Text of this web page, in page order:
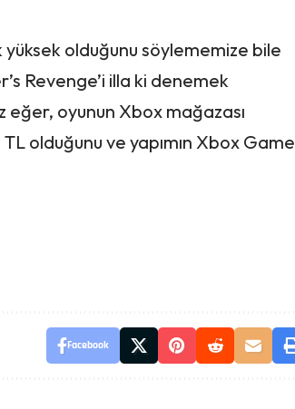
yüksek olduğunu söylememize bile
Revenge’i illa ki denemek
oyunun Xbox mağazası
olduğunu ve yapımın Xbox Game
Facebook